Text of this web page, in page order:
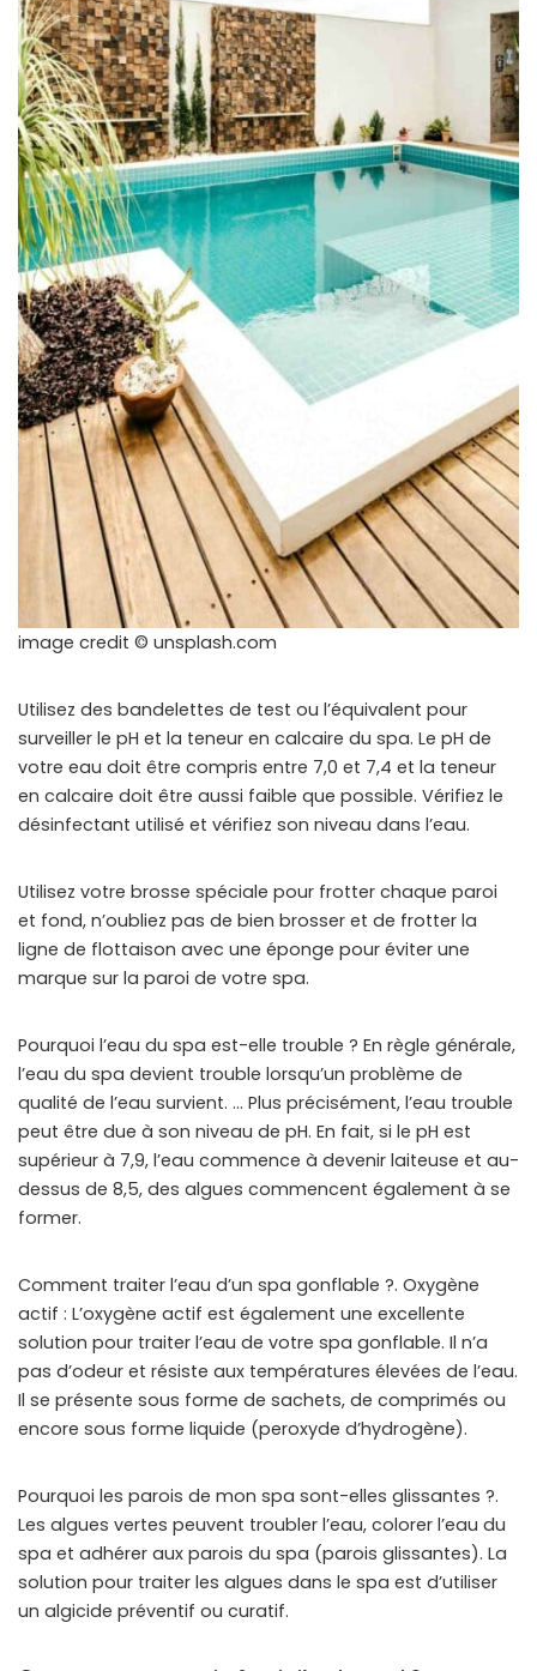
image credit © unsplash.com
Utilisez des bandelettes de test ou l’équivalent pour
surveiller le pH et la teneur en calcaire du spa. Le pH de
votre eau doit être compris entre 7,0 et 7,4 et la teneur
en calcaire doit être aussi faible que possible. Vérifiez le
désinfectant utilisé et vérifiez son niveau dans l’eau.
Utilisez votre brosse spéciale pour frotter chaque paroi
et fond, n’oubliez pas de bien brosser et de frotter la
ligne de flottaison avec une éponge pour éviter une
marque sur la paroi de votre spa.
Pourquoi l’eau du spa est-elle trouble ? En règle générale,
l’eau du spa devient trouble lorsqu’un problème de
qualité de l’eau survient. … Plus précisément, l’eau trouble
peut être due à son niveau de pH. En fait, si le pH est
supérieur à 7,9, l’eau commence à devenir laiteuse et au-
dessus de 8,5, des algues commencent également à se
former.
Comment traiter l’eau d’un spa gonflable ?. Oxygène
actif : L’oxygène actif est également une excellente
solution pour traiter l’eau de votre spa gonflable. Il n’a
pas d’odeur et résiste aux températures élevées de l’eau.
Il se présente sous forme de sachets, de comprimés ou
encore sous forme liquide (peroxyde d’hydrogène).
Pourquoi les parois de mon spa sont-elles glissantes ?.
Les algues vertes peuvent troubler l’eau, colorer l’eau du
spa et adhérer aux parois du spa (parois glissantes). La
solution pour traiter les algues dans le spa est d’utiliser
un algicide préventif ou curatif.